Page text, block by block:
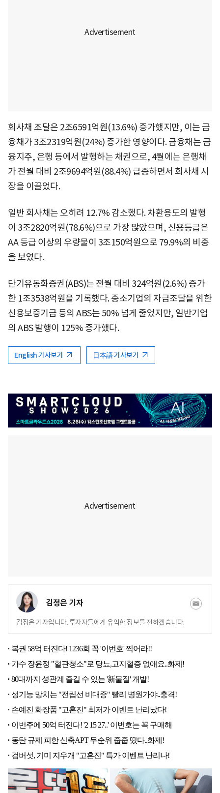
회사채 조달은 2조6591억원(13.6%) 증가했지만, 이는 금
융채가 3조2319억원(24%) 증가한 영향이다. 금융채는 금
융지주, 은행 등에서 발행하는 채권으로, 4월에는 은행채
가 전월 대비 2조9694억원(88.4%) 급증하면서 회사채 시
장을 이끌었다.
일반 회사채는 오히려 12.7% 감소했다. 차환용도의 발행
이 3조2820억원(78.6%)으로 가장 많았으며, 신용등급은
AA 등급 이상의 우량물이 3조150억원으로 79.9%의 비중
을 보였다.
단기유동화증권(ABS)는 전월 대비 324억원(2.6%) 증가
한 1조3538억원을 기록했다. 중소기업의 자금조달을 위한
신용보증기금 등의 ABS는 50% 넘게 줄었지만, 일반기업
의 ABS 발행이 125% 증가했다.
English 기사보기 日本語 기사보기
김정은 기자
김정은 기자입니다. 투자자들에게 유익한 정보를 전하겠습니다.